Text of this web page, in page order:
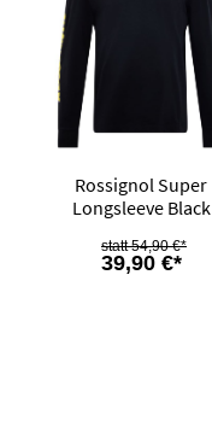
Rossignol Super
Longsleeve Black
39,90 €*
54,90 €*